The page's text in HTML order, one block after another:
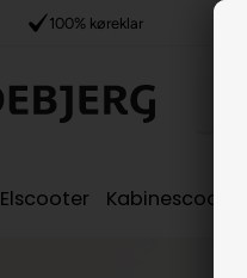
100% køreklar
Elscooter Kabinescooter